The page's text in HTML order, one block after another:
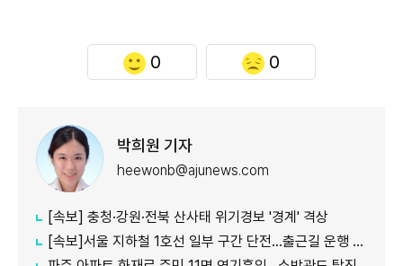
0 0
박희원 기자
heewonb@ajunews.com
[속보] 충청·강원·전북 산사태 위기경보 '경계' 격상
[속보]서울 지하철 1호선 일부 구간 단전…출근길 운행 지연